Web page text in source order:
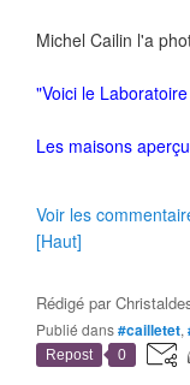
Michel Cailin l'a
"Voici le
Les maisons
Voir les
[Haut]
Rédigé par
Publié dans#cailletet,
Repost 0